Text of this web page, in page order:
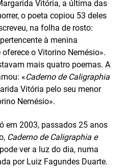
Vitória, a última das
o poeta copiou 53 deles
na folha de rosto:
pertencente à menina
o Vitorino Nemésio».
mais quatro poemas. A
«Caderno de Caligraphia
Vitória pelo seu menor
Nemésio».
em 2003, passados 25 anos
Caderno de Caligraphia e
pode ver a luz do dia, numa
por Luiz Fagundes Duarte.